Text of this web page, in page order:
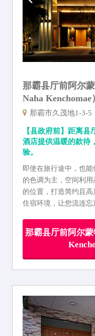
那霸县厅前阿尔
Naha Kenchomae）
那霸市久茂地1-3-5
【县政府前】距离
酒店提供温暖的款待
验。
即使在旅行途中，也
的色调为主，空间利
的位置，打造简约且
住宿环境，让您流连忘
那霸县厅前阿尔